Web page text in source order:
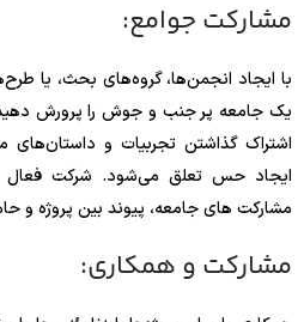
مشارکت جوامع:
با ایجاد انجمن‌ها، گروه‌های بحث، یا
یک جامعه پر جنب و جوش را پرورش
اشتراک گذاشتن تجربیات و
ایجاد حس تعلق می‌شود. شرکت فعال
مشارکت های جامعه، پیوند بین پروژه و
مشارکت و همکاری: